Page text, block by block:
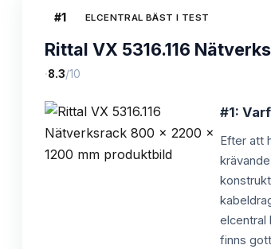
#1 ELCENTRAL BÄST I TEST
Rittal VX 5316.116
·8.3/10
#1:
Efter att
elcentral
finns